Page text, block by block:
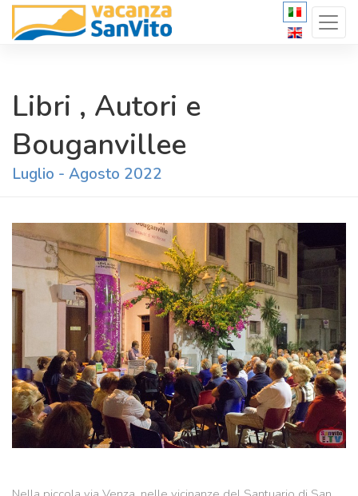
Libri , Autori e
Bouganvillee
Luglio - Agosto 2022